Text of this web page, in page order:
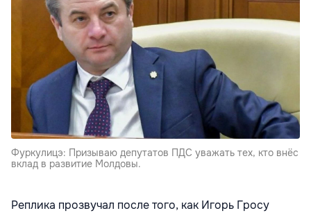
Фуркулицэ: Призываю депутатов ПДС уважать тех, кто внёс
вклад в развитие Молдовы.
Реплика прозвучал после того, как Игорь Гросу